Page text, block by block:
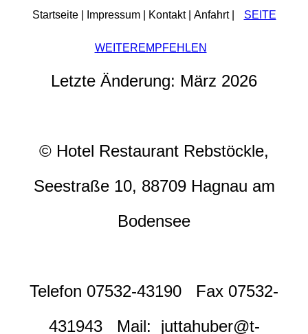
Startseite | Impressum | Kontakt | Anfahrt | SEITE
WEITEREMPFEHLEN
Letzte Änderung: März 2026
© Hotel Restaurant Rebstöckle,
Seestraße 10, 88709 Hagnau am
Bodensee
Telefon 07532-43190
Fax 07532-
431943 Mail: juttahuber@t-